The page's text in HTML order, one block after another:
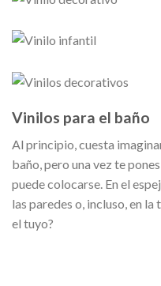
Vinilos para el baño
Al principio, cuesta
baño, pero una vez te
puede colocarse. En el
las paredes o, incluso, en
el tuyo?